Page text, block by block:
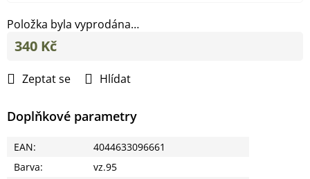
Položka byla vyprodána…
Zeptat se Hlídat
Doplňkové parametry
EAN:
4044633096661
Barva:
vz.95
340 Kč
cena: